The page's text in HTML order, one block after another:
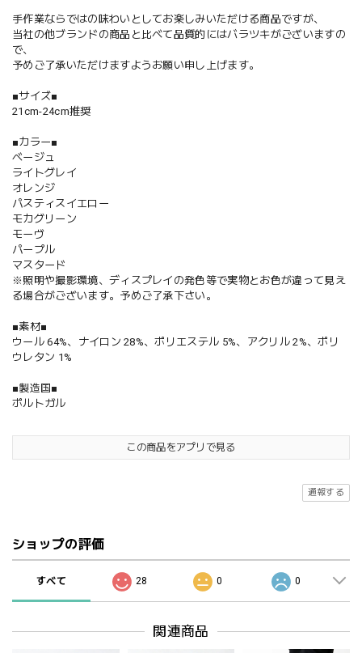
手作業ならではの味わいとしてお楽しみいただける商品ですが、
当社の他ブランドの商品と比べて品質的にはバラツキがございますの
で、
予めご了承いただけますようお願い申し上げます。
■サイズ■
21cm-24cm推奨
■カラー■
ベージュ
ライトグレイ
オレンジ
パスティスイエロー
モカグリーン
モーヴ
パープル
マスタード
※照明や撮影環境、ディスプレイの発色等で実物とお色が違って見え
る場合がございます。予めご了承下さい。
■素材■
ウール 64%、ナイロン 28%、ポリエステル 5%、アクリル 2%、ポリ
ウレタン 1%
■製造国■
ポルトガル
この商品をアプリで見る
通報する
ショップの評価
すべて 28 0 0
関連商品